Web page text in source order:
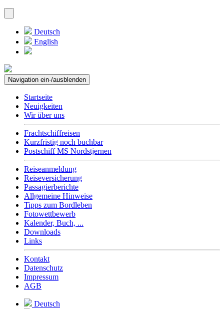
Deutsch
English
Navigation ein-/ausblenden
Startseite
Neuigkeiten
Wir über uns
Frachtschiffreisen
Kurzfristig noch buchbar
Postschiff MS Nordstjernen
Reiseanmeldung
Reiseversicherung
Passagierberichte
Allgemeine Hinweise
Tipps zum Bordleben
Fotowettbewerb
Kalender, Buch, ...
Downloads
Links
Kontakt
Datenschutz
Impressum
AGB
Deutsch